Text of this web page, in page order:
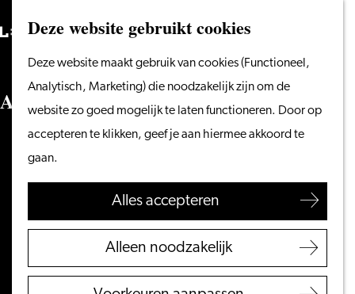
Deze website gebruikt cookies
Deze website maakt gebruik van cookies (Functioneel,
Analytisch, Marketing) die noodzakelijk zijn om de
website zo goed mogelijk te laten functioneren. Door op
accepteren te klikken, geef je aan hiermee akkoord te
gaan.
Alles accepteren
Alleen noodzakelijk
naar
de
homepage
Menu
ZoekenVanaf het water
wandelen
Winkelen
Eten & drinken
Met kinderen
VVV Leiden
Bereikbaarheid
Zoeken
Ambachtsplein
naar
Ambachtsplein
naar
Ambachtsplein